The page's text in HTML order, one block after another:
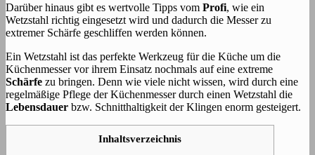
Darüber hinaus gibt es wertvolle Tipps vom Profi, wie ein
Wetzstahl richtig eingesetzt wird und dadurch die Messer zu
extremer Schärfe geschliffen werden können.
Ein Wetzstahl ist das perfekte Werkzeug für die Küche um die
Küchenmesser vor ihrem Einsatz nochmals auf eine extreme
Schärfe zu bringen. Denn wie viele nicht wissen, wird durch eine
regelmäßige Pflege der Küchenmesser durch einen Wetzstahl die
Lebensdauer bzw. Schnitthaltigkeit der Klingen enorm gesteigert.
Inhaltsverzeichnis